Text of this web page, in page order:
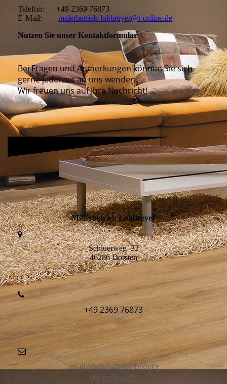
Telefon: +49 2369 76873
E-Mail: malerbetrieb-lohbreyer@t-online.de
Nutzen Sie unser Kontaktformular
Bei Fragen und Anmerkungen können Sie sich
gerne jederzeit an uns wenden.
Wir freuen uns auf Ihre Nachricht!
Malerbetrieb Lohbreyer
Schluerweg 32
46286 Dorsten
+49 2369 76873
malerbetrieb-lohbreyer
@t-online.de